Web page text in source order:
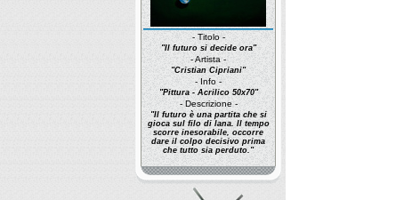
- Titolo -
"Il futuro si decide ora"
- Artista -
"Cristian Cipriani"
- Info -
"Pittura - Acrilico 50x70"
- Descrizione -
"Il futuro è una partita che si
gioca sul filo di lana. Il tempo
scorre inesorabile, occorre
dare il colpo decisivo prima
che tutto sia perduto."